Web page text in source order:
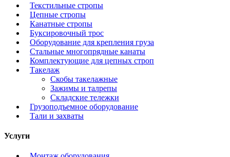
Текстильные стропы
Цепные стропы
Канатные стропы
Буксировочный трос
Оборудование для крепления груза
Стальные многопрядные канаты
Комплектующие для цепных строп
Такелаж
Скобы такелажные
Зажимы и талрепы
Складские тележки
Грузоподъемное оборудование
Тали и захваты
Услуги